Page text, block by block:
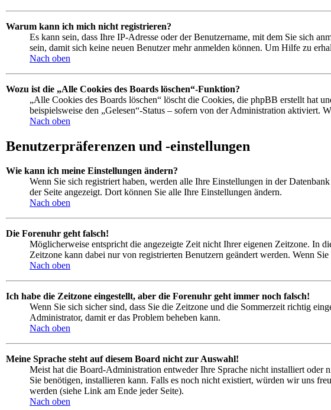
Warum kann ich mich nicht registrieren?
Es kann sein, dass Ihre IP-Adresse oder der Benutzername, mit dem Sie sich
sein, damit sich keine neuen Benutzer mehr anmelden können. Um Hilfe zu
Nach oben
Wozu ist die „Alle Cookies des Boards löschen“-Funktion?
„Alle Cookies des Boards löschen“ löscht die Cookies, die phpBB erstellt hat
beispielsweise den „Gelesen“-Status – sofern von der Administration aktiviert.
Nach oben
Benutzerpräferenzen und -einstellungen
Wie kann ich meine Einstellungen ändern?
Wenn Sie sich registriert haben, werden alle Ihre Einstellungen in der
der Seite angezeigt. Dort können Sie alle Ihre Einstellungen ändern.
Nach oben
Die Forenuhr geht falsch!
Möglicherweise entspricht die angezeigte Zeit nicht Ihrer eigenen Zeitzone. In
Zeitzone kann dabei nur von registrierten Benutzern geändert werden. Wenn
Nach oben
Ich habe die Zeitzone eingestellt, aber die Forenuhr geht immer noch falsch!
Wenn Sie sich sicher sind, dass Sie die Zeitzone und die Sommerzeit richtig
Administrator, damit er das Problem beheben kann.
Nach oben
Meine Sprache steht auf diesem Board nicht zur Auswahl!
Meist hat die Board-Administration entweder Ihre Sprache nicht installiert oder
Sie benötigen, installieren kann. Falls es noch nicht existiert, würden wir uns
werden (siehe Link am Ende jeder Seite).
Nach oben